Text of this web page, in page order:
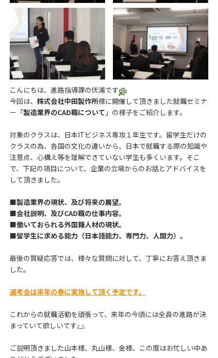
こんにちは、進路指導課の伏浦です
今回は、 株式会社中田製作所様に開催して頂きました就職セミナ
ー「製造業界のCAD職について 」の様子をご紹介します。
対象のクラスは、日本ITビジネス専攻１年生です。留学生だけの
クラスの為、各国の文化の違いから、日本で就職する際の知識や
注意点、心構え等を理解できていない学生も多くいます。そこ
で、下記の項目について、企業の立場からのお話とアドバイスを
して頂きました。
■製造業界の現状、及び将来の展望。
■会社説明、及びCAD職の仕事内容。
■働いておられる外国籍人材の現状。
■留学生に求める能力（日本語能力、専門力、人間力）。
最後の質疑応答では、様々な質問に対して、丁寧にお答え頂きま
した。
選考会は来年の春に実施して頂く予定です。
これからの就職活動を頑張って、来年の今頃には全員の進路が決
まっていて欲しいです
ご説明頂きました山本様、丸山様、金様、この度はお忙しい中あ